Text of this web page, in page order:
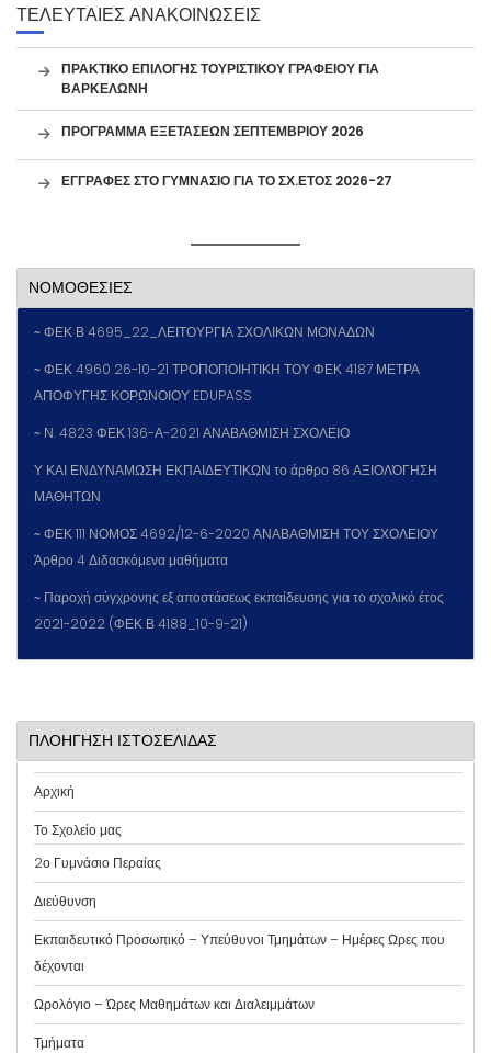
ΤΕΛΕΥΤΑΙΕΣ ΑΝΑΚΟΙΝΩΣΕΙΣ
ΠΡΑΚΤΙΚΟ ΕΠΙΛΟΓΗΣ ΤΟΥΡΙΣΤΙΚΟΥ ΓΡΑΦΕΙΟΥ ΓΙΑ
ΒΑΡΚΕΛΩΝΗ
ΠΡΟΓΡΑΜΜΑ ΕΞΕΤΑΣΕΩΝ ΣΕΠΤΕΜΒΡΙΟΥ 2026
ΕΓΓΡΑΦΕΣ ΣΤΟ ΓΥΜΝΑΣΙΟ ΓΙΑ ΤΟ ΣΧ.ΕΤΟΣ 2026-27
ΝΟΜΟΘΕΣΙΕΣ
~ΦΕΚ Β 4695_22_ΛΕΙΤΟΥΡΓΙΑ ΣΧΟΛΙΚΩΝ ΜΟΝΑΔΩΝ
~ΦΕΚ 4960 26-10-21 ΤΡΟΠΟΠΟΙΗΤΙΚΗ ΤΟΥ ΦΕΚ 4187 ΜΕΤΡΑ
ΑΠΟΦΥΓΗΣ ΚΟΡΩΝΟΙΟΥ EDUPASS
~ Ν. 4823 ΦΕΚ 136-Α-2021 ΑΝΑΒΑΘΜΙΣΗ ΣΧΟΛΕΙΟ
Υ ΚΑΙ ΕΝΔΥΝΑΜΩΣΗ ΕΚΠΑΙΔΕΥΤΙΚΩΝ το άρθρο 86 ΑΞΙΟΛΌΓΗΣΗ
ΜΑΘΗΤΩΝ
~ΦΕΚ 111 ΝΟΜΟΣ 4692/12-6-2020 ΑΝΑΒΑΘΜΙΣΗ ΤΟΥ ΣΧΟΛΕΙΟΥ
Άρθρο 4 Διδασκόμενα μαθήματα
~ Παροχή σύγχρονης εξ αποστάσεως εκπαίδευσης για το σχολικό έτος
2021-2022 (ΦΕΚ Β 4188_10-9-21)
ΠΛΟΗΓΗΣΗ ΙΣΤΟΣΕΛΙΔΑΣ
Αρχική
Το Σχολείο μας
2ο Γυμνάσιο Περαίας
Διεύθυνση
Εκπαιδευτικό Προσωπικό – Υπεύθυνοι Τμημάτων – Ημέρες Ωρες που
δέχονται
Ωρολόγιο – Ώρες Μαθημάτων και Διαλειμμάτων
Τμήματα